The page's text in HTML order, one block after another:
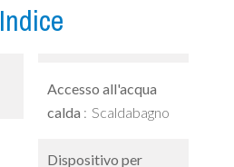
Indice
Accesso all'acqua
calda
Scaldabagno
Dispositivo per